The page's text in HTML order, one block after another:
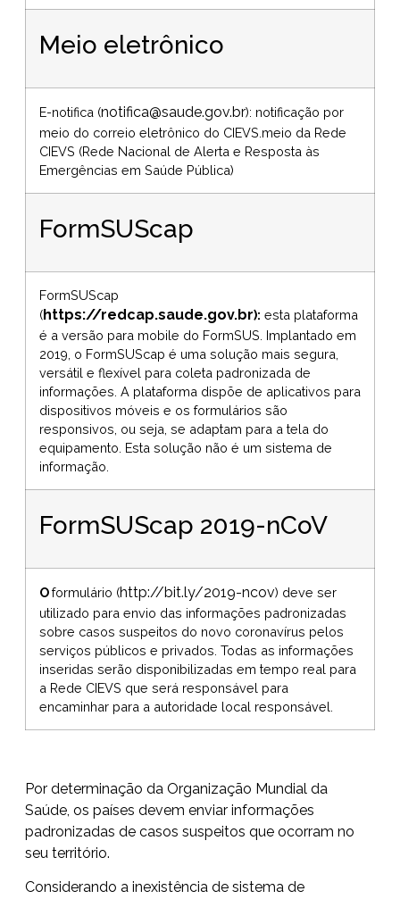
Meio eletrônico
E-notifica (notifica@saude.gov.br): notificação por
meio do correio eletrônico do CIEVS.meio da Rede
CIEVS (Rede Nacional de Alerta e Resposta às
Emergências em Saúde Pública)
FormSUScap
FormSUScap
(https://redcap.saude.gov.br): esta plataforma
é a versão para mobile do FormSUS. Implantado em
2019, o FormSUScap é uma solução mais segura,
versátil e flexível para coleta padronizada de
informações. A plataforma dispõe de aplicativos para
dispositivos móveis e os formulários são
responsivos, ou seja, se adaptam para a tela do
equipamento. Esta solução não é um sistema de
informação.
FormSUScap 2019-nCoV
Oformulário (http://bit.ly/2019-ncov) deve ser
utilizado para envio das informações padronizadas
sobre casos suspeitos do novo coronavírus pelos
serviços públicos e privados. Todas as informações
inseridas serão disponibilizadas em tempo real para
a Rede CIEVS que será responsável para
encaminhar para a autoridade local responsável.
Por determinação da Organização Mundial da
Saúde, os países devem enviar informações
padronizadas de casos suspeitos que ocorram no
seu território.
Considerando a inexistência de sistema de